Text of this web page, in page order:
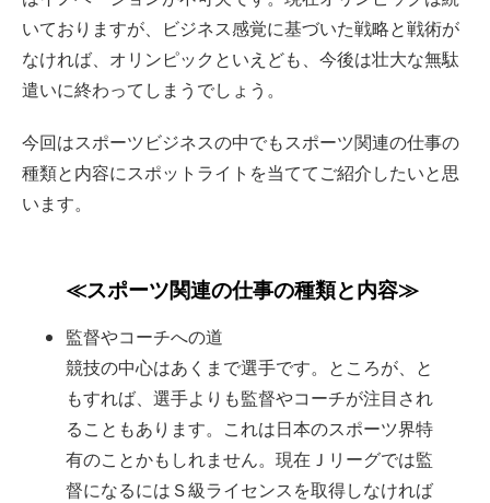
いておりますが、ビジネス感覚に基づいた戦略と戦術が
なければ、オリンピックといえども、今後は壮大な無駄
遣いに終わってしまうでしょう。
今回はスポーツビジネスの中でもスポーツ関連の仕事の
種類と内容にスポットライトを当ててご紹介したいと思
います。
≪スポーツ関連の仕事の種類と内容≫
監督やコーチへの道
競技の中心はあくまで選手です。ところが、と
もすれば、選手よりも監督やコーチが注目され
ることもあります。これは日本のスポーツ界特
有のことかもしれません。現在Ｊリーグでは監
督になるにはＳ級ライセンスを取得しなければ